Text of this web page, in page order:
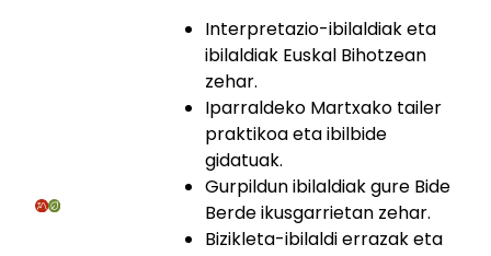
Interpretazio-ibilaldiak eta
ibilaldiak Euskal Bihotzean
zehar.
Iparraldeko Martxako tailer
praktikoa eta ibilbide
gidatuak.
Gurpildun ibilaldiak gure Bide
Berde ikusgarrietan zehar.
Bizikleta-ibilaldi errazak eta